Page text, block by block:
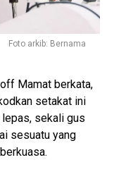
Foto arkib: Bernama
Mamat berkata,
setakat ini
lepas, sekali gus
sesuatu yang